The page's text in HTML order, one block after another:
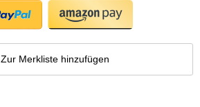
Zur Merkliste hinzufügen